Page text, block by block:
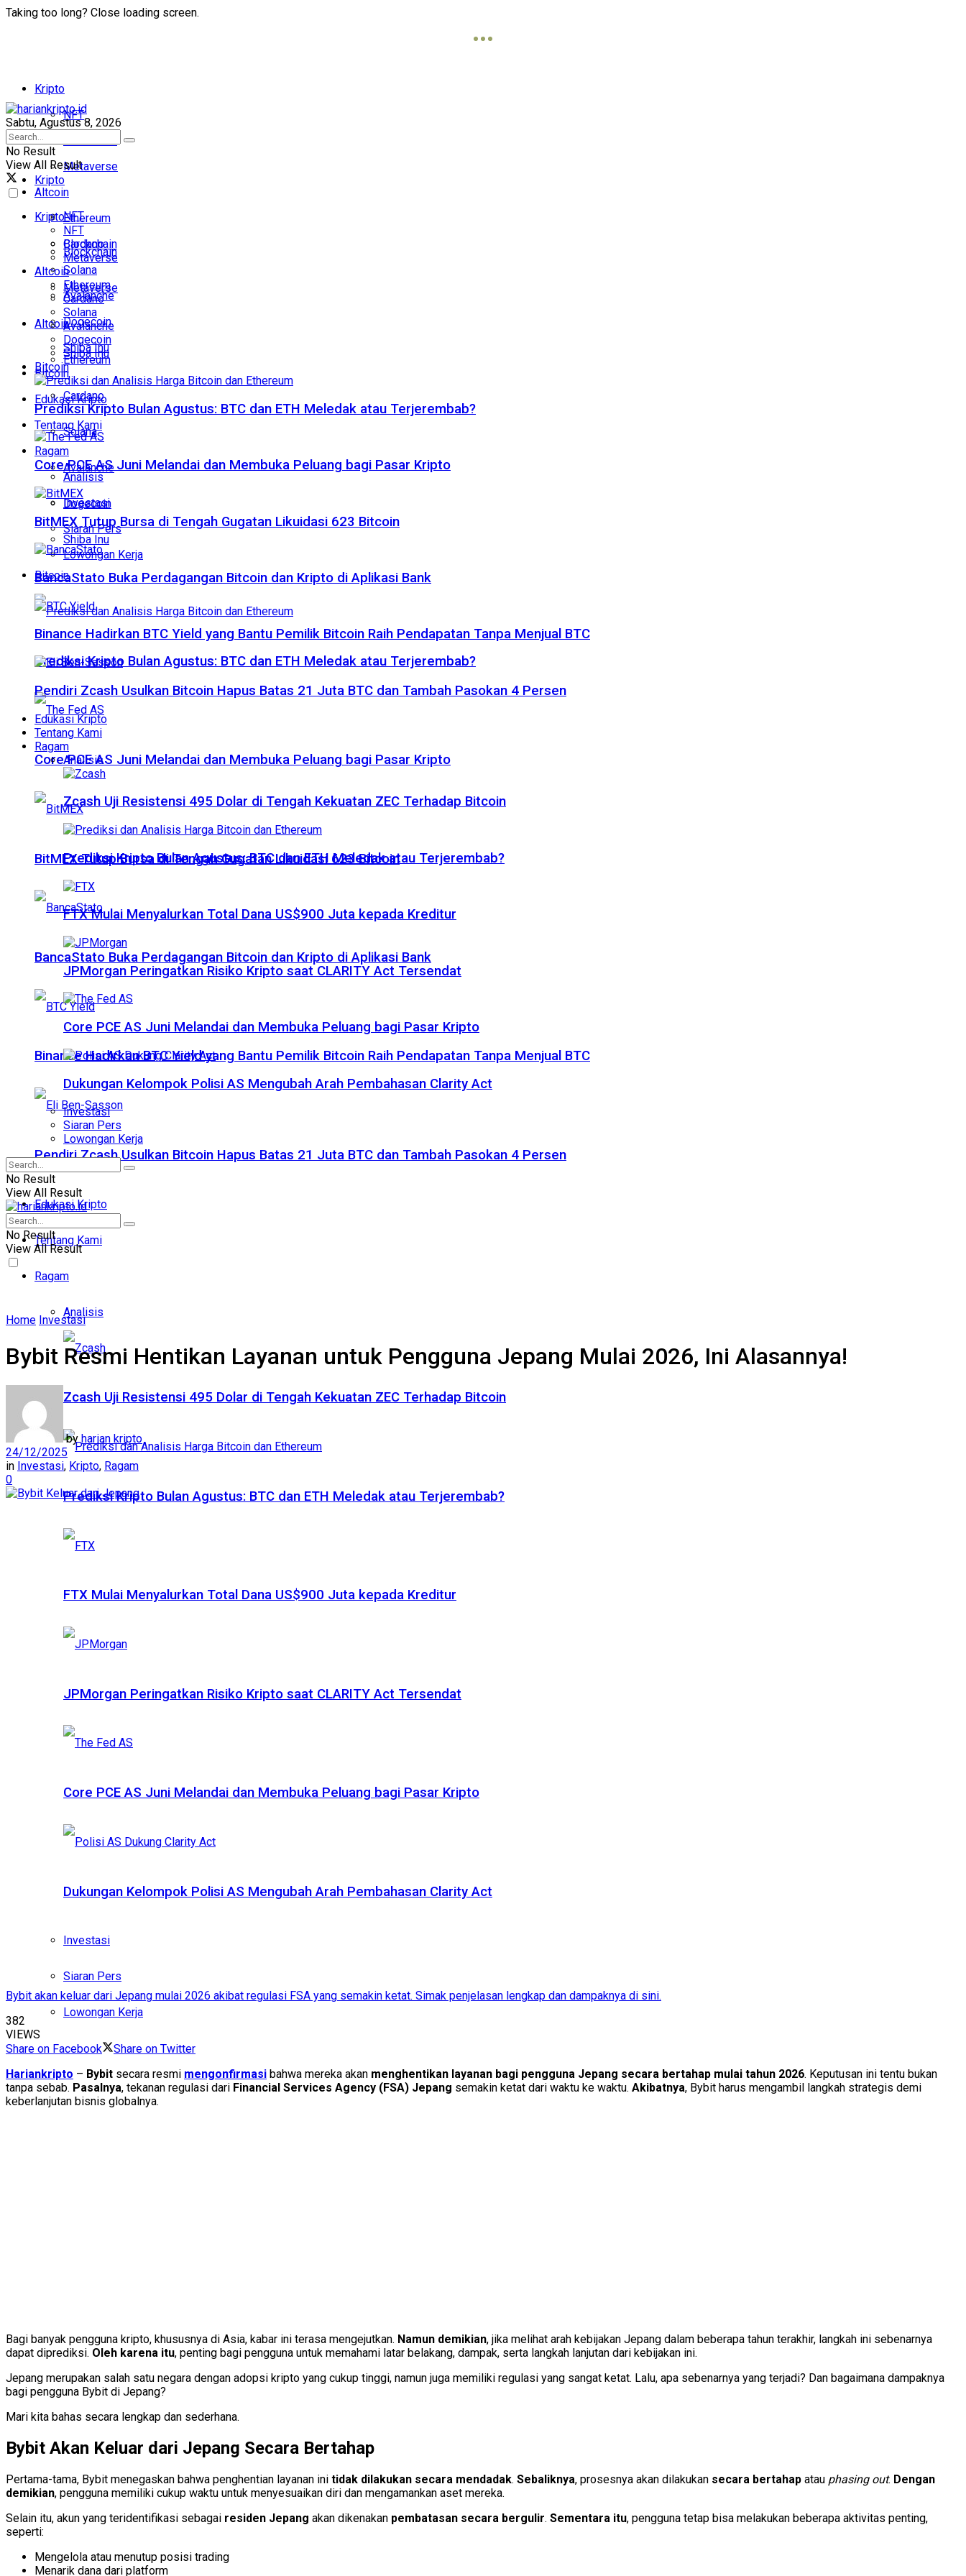
Taking too long? Close loading screen.
Kripto
NFT
Blockchain
Metaverse
Altcoin
Ethereum
Cardano
Solana
Avalanche
Dogecoin
Shiba Inu
Bitcoin
Edukasi Kripto
Tentang Kami
Ragam
Analisis
Investasi
Siaran Pers
Lowongan Kerja
Sabtu, Agustus 8, 2026
No Result
View All Result
Kripto
NFT
Blockchain
Metaverse
Altcoin
Ethereum
Cardano
Solana
Avalanche
Dogecoin
Shiba Inu
Bitcoin
Prediksi Kripto Bulan Agustus: BTC dan ETH Meledak atau Terjerembab?
Core PCE AS Juni Melandai dan Membuka Peluang bagi Pasar Kripto
BitMEX Tutup Bursa di Tengah Gugatan Likuidasi 623 Bitcoin
BancaStato Buka Perdagangan Bitcoin dan Kripto di Aplikasi Bank
Binance Hadirkan BTC Yield yang Bantu Pemilik Bitcoin Raih Pendapatan Tanpa Menjual BTC
Pendiri Zcash Usulkan Bitcoin Hapus Batas 21 Juta BTC dan Tambah Pasokan 4 Persen
Edukasi Kripto
Tentang Kami
Ragam
Analisis
Zcash Uji Resistensi 495 Dolar di Tengah Kekuatan ZEC Terhadap Bitcoin
Prediksi Kripto Bulan Agustus: BTC dan ETH Meledak atau Terjerembab?
FTX Mulai Menyalurkan Total Dana US$900 Juta kepada Kreditur
JPMorgan Peringatkan Risiko Kripto saat CLARITY Act Tersendat
Core PCE AS Juni Melandai dan Membuka Peluang bagi Pasar Kripto
Dukungan Kelompok Polisi AS Mengubah Arah Pembahasan Clarity Act
Investasi
Siaran Pers
Lowongan Kerja
Kripto
NFT
Blockchain
Metaverse
Altcoin
Ethereum
Cardano
Solana
Avalanche
Dogecoin
Shiba Inu
Bitcoin
Prediksi Kripto Bulan Agustus: BTC dan ETH Meledak atau Terjerembab?
Core PCE AS Juni Melandai dan Membuka Peluang bagi Pasar Kripto
BitMEX Tutup Bursa di Tengah Gugatan Likuidasi 623 Bitcoin
BancaStato Buka Perdagangan Bitcoin dan Kripto di Aplikasi Bank
Binance Hadirkan BTC Yield yang Bantu Pemilik Bitcoin Raih Pendapatan Tanpa Menjual BTC
Pendiri Zcash Usulkan Bitcoin Hapus Batas 21 Juta BTC dan Tambah Pasokan 4 Persen
Edukasi Kripto
Tentang Kami
Ragam
Analisis
Zcash Uji Resistensi 495 Dolar di Tengah Kekuatan ZEC Terhadap Bitcoin
Prediksi Kripto Bulan Agustus: BTC dan ETH Meledak atau Terjerembab?
FTX Mulai Menyalurkan Total Dana US$900 Juta kepada Kreditur
JPMorgan Peringatkan Risiko Kripto saat CLARITY Act Tersendat
Core PCE AS Juni Melandai dan Membuka Peluang bagi Pasar Kripto
Dukungan Kelompok Polisi AS Mengubah Arah Pembahasan Clarity Act
Investasi
Siaran Pers
Lowongan Kerja
No Result
View All Result
No Result
View All Result
Home Investasi
Bybit Resmi Hentikan Layanan untuk Pengguna Jepang Mulai 2026, Ini Alasannya!
by harian kripto
24/12/2025
in Investasi, Kripto, Ragam
0
Bybit akan keluar dari Jepang mulai 2026 akibat regulasi FSA yang semakin ketat. Simak penjelasan lengkap dan dampaknya di sini.
382
VIEWS
Share on Facebook
Share on Twitter
Hariankripto – Bybit secara resmi mengonfirmasi bahwa mereka akan menghentikan layanan bagi pengguna Jepang secara bertahap mulai tahun 2026. Keputusan ini tentu bukan
tanpa sebab. Pasalnya, tekanan regulasi dari Financial Services Agency (FSA) Jepang semakin ketat dari waktu ke waktu. Akibatnya, Bybit harus mengambil langkah strategis demi
keberlanjutan bisnis globalnya.
Bagi banyak pengguna kripto, khususnya di Asia, kabar ini terasa mengejutkan. Namun demikian, jika melihat arah kebijakan Jepang dalam beberapa tahun terakhir, langkah ini sebenarnya
dapat diprediksi. Oleh karena itu, penting bagi pengguna untuk memahami latar belakang, dampak, serta langkah lanjutan dari kebijakan ini.
Jepang merupakan salah satu negara dengan adopsi kripto yang cukup tinggi, namun juga memiliki regulasi yang sangat ketat. Lalu, apa sebenarnya yang terjadi? Dan bagaimana dampaknya
bagi pengguna Bybit di Jepang?
Mari kita bahas secara lengkap dan sederhana.
Bybit Akan Keluar dari Jepang Secara Bertahap
Pertama-tama, Bybit menegaskan bahwa penghentian layanan ini tidak dilakukan secara mendadak. Sebaliknya, prosesnya akan dilakukan secara bertahap atau phasing out. Dengan
demikian, pengguna memiliki cukup waktu untuk menyesuaikan diri dan mengamankan aset mereka.
Selain itu, akun yang teridentifikasi sebagai residen Jepang akan dikenakan pembatasan secara bergulir. Sementara itu, pengguna tetap bisa melakukan beberapa aktivitas penting,
seperti:
Mengelola atau menutup posisi trading
Menarik dana dari platform